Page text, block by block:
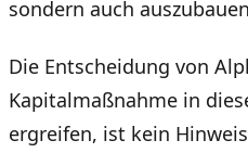
sondern auch
Die Entscheidung von
Kapitalmaßnahme in
ergreifen, ist kein